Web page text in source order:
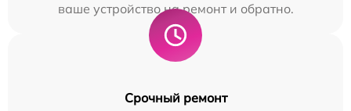
ваше устройство на ремонт и обратно.
Срочный ремонт